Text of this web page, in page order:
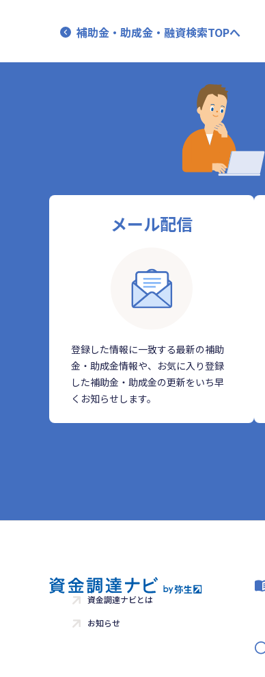
補助金・助成金・融資検索TOPへ
メール配信
登録した情報に一致する最新の補助
金・助成金情報や、お気に入り登録
した補助金・助成金の更新をいち早
くお知らせします。
資金調達ナビとは
お知らせ